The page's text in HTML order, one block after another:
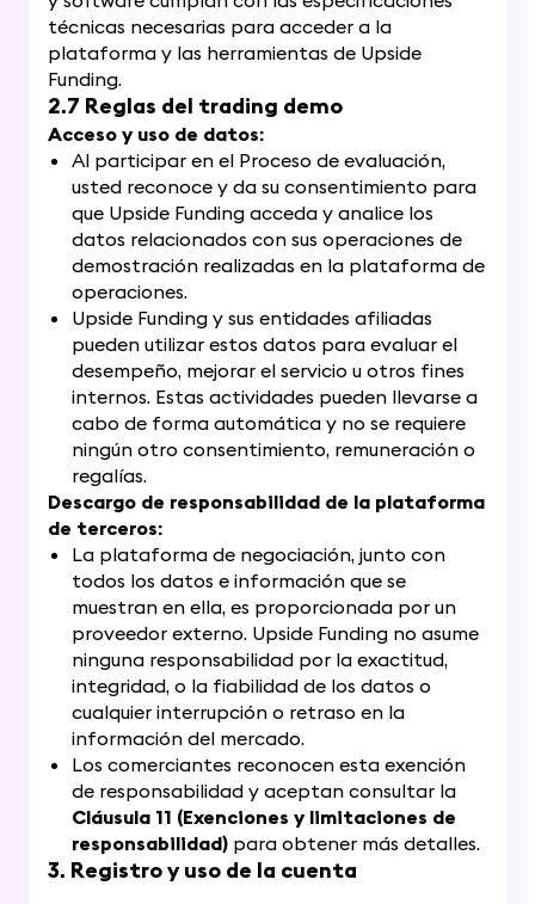
técnicas necesarias para acceder a la
plataforma y las herramientas de Upside
Funding.
2.7 Reglas del trading demo
Acceso y uso de datos:
Al participar en el Proceso de evaluación,
usted reconoce y da su consentimiento para
que Upside Funding acceda y analice los
datos relacionados con sus operaciones de
demostración realizadas en la plataforma de
operaciones.
Upside Funding y sus entidades afiliadas
pueden utilizar estos datos para evaluar el
desempeño, mejorar el servicio u otros fines
internos. Estas actividades pueden llevarse a
cabo de forma automática y no se requiere
ningún otro consentimiento, remuneración o
regalías.
Descargo de responsabilidad de la plataforma
de terceros:
La plataforma de negociación, junto con
todos los datos e información que se
muestran en ella, es proporcionada por un
proveedor externo. Upside Funding no asume
ninguna responsabilidad por la exactitud,
integridad, o la fiabilidad de los datos o
cualquier interrupción o retraso en la
información del mercado.
Los comerciantes reconocen esta exención
de responsabilidad y aceptan consultar la
Cláusula 11 (Exenciones y limitaciones de
responsabilidad) para obtener más detalles.
3. Registro y uso de la cuenta